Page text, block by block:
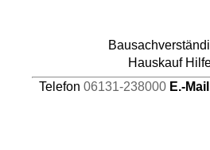
Hauskauf
Telefon 06131-238000 E.-Mail